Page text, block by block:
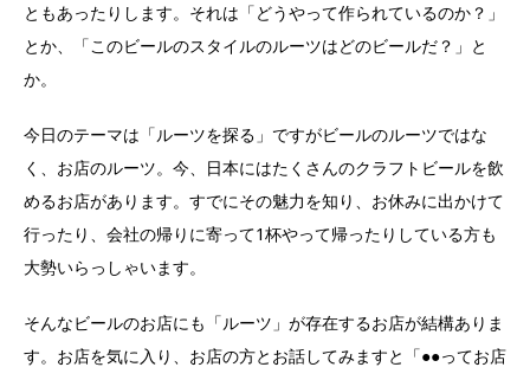
ともあったりします。それは「どうやって作られているのか？」
とか、「このビールのスタイルのルーツはどのビールだ？」と
か。
今日のテーマは「ルーツを探る」ですがビールのルーツではな
く、お店のルーツ。今、日本にはたくさんのクラフトビールを飲
めるお店があります。すでにその魅力を知り、お休みに出かけて
行ったり、会社の帰りに寄って1杯やって帰ったりしている方も
大勢いらっしゃいます。
そんなビールのお店にも「ルーツ」が存在するお店が結構ありま
す。お店を気に入り、お店の方とお話してみますと「●●ってお店